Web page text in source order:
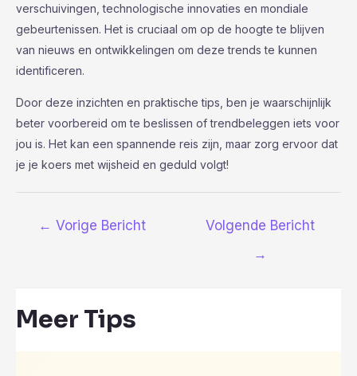
verschuivingen, technologische innovaties en mondiale
gebeurtenissen. Het is cruciaal om op de hoogte te blijven
van nieuws en ontwikkelingen om deze trends te kunnen
identificeren.
Door deze inzichten en praktische tips, ben je waarschijnlijk
beter voorbereid om te beslissen of trendbeleggen iets voor
jou is. Het kan een spannende reis zijn, maar zorg ervoor dat
je je koers met wijsheid en geduld volgt!
← Vorige Bericht
Volgende Bericht
→
Meer Tips